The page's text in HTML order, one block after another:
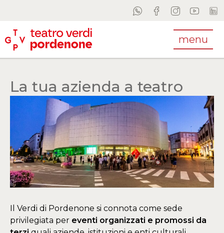
menu
La tua azienda a teatro
Il Verdi di Pordenone si connota come sede
privilegiata per eventi organizzati e promossi da